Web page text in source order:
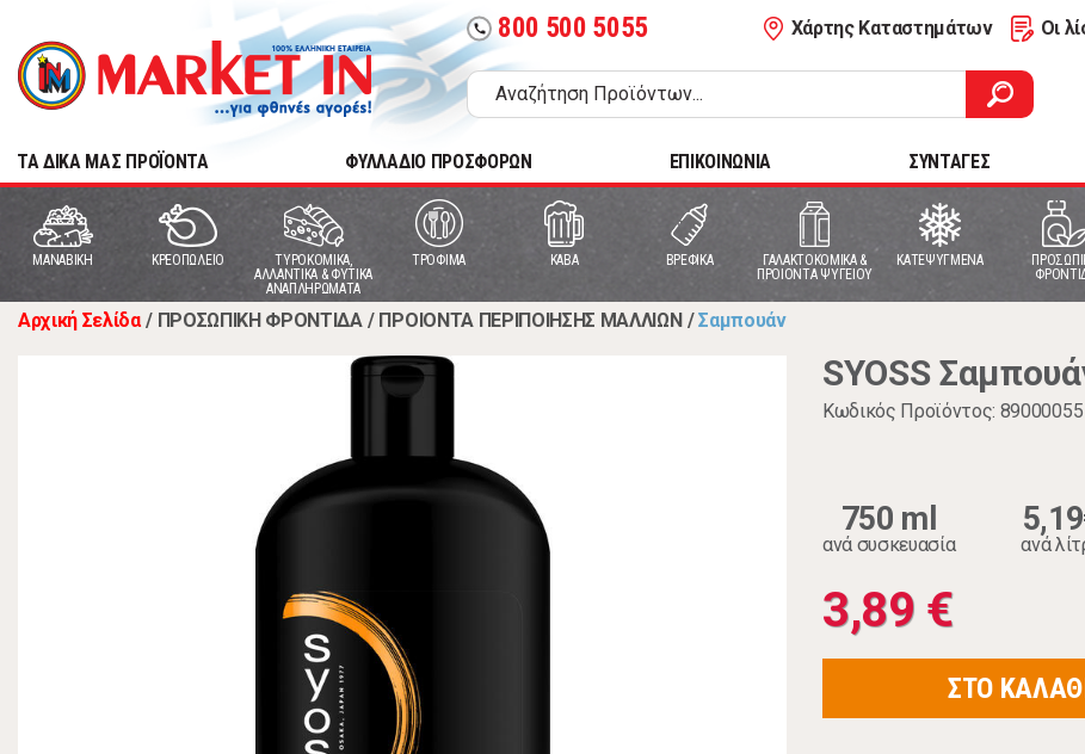
call 800 500 5055 Χάρτης Καταστημάτων Οι
TA ΔΙΚΑ ΜΑΣ ΠΡΟΪΟΝΤΑ ΦΥΛΛΑΔΙΟ ΠΡΟΣΦΟΡΩΝ ΕΠΙΚΟΙΝΩΝΙΑ ΣΥΝΤΑΓΕΣ
MANABIKH ΚΡΕΟΠΩΛΕΙΟ
ΤΥΡΟΚΟΜΙΚΑ,
ΑΛΛΑΝΤΙΚΑ & ΦΥΤΙΚΑ
ΑΝΑΠΛΗΡΩΜΑΤΑ
ΤΡΟΦΙΜΑ ΚΑΒΑ ΒΡΕΦΙΚΑ
ΓΑΛΑΚΤΟΚΟΜΙΚΑ &
ΠΡΟΙΟΝΤΑ ΨΥΓΕΙΟΥ
ΚΑΤΕΨΥΓΜΕΝΑ
Αρχική Σελίδα / ΠΡΟΣΩΠΙΚΗ ΦΡΟΝΤΙΔΑ / ΠΡΟΙΟΝΤΑ ΠΕΡΙΠΟΙΗΣΗΣ ΜΑΛΛΙΩΝ / Σαμπουάν
SYOSS
Κωδικός Προϊόντος: 89000055
750 ml
ανά συσκευασία ανά
3,89 €
ΣΤΟ